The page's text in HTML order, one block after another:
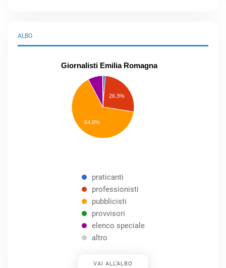
ALBO
Giornalisti Emilia Romagna
26.3%
64.8%
praticanti
professionisti
pubblicisti
provvisori
elenco speciale
altro
VAI ALL’ALBO